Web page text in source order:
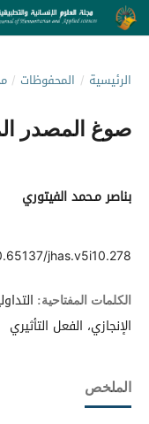
الرئيسية / المحفوظات /
صوغ المصدر
بناصر مـحمد الفيتوري
jhas.v5i10.278
الكلمات المفتاحية:
الإنجازي، الفعل التأثيري
الملخص